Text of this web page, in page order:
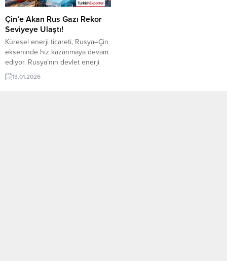
Çin’e Akan Rus Gazı Rekor
Seviyeye Ulaştı!
Küresel enerji ticareti, Rusya–Çin
ekseninde hız kazanmaya devam
ediyor. Rusya’nın devlet enerji
şirketi Gazprom’un Çin’e yönelik
doğal gaz sevkiyatlarında yeni bir
13.01.2026